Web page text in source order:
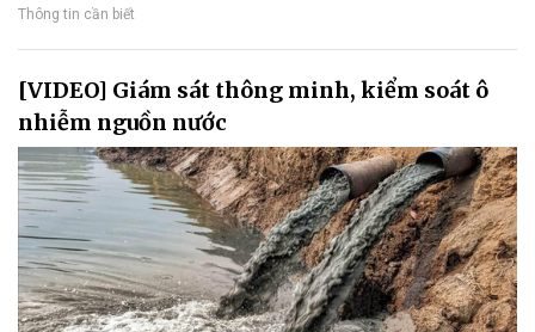
Thông tin cần biết
[VIDEO] Giám sát thông minh, kiểm soát ô
nhiễm nguồn nước